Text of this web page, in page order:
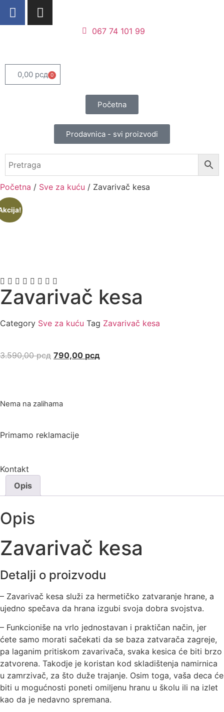
067 74 101 99
0,00 рсд 0
Početna
Prodavnica - svi proizvodi
Početna / Sve za kuću / Zavarivač kesa
Zavarivač kesa
Category Sve za kuću Tag Zavarivač kesa
3.590,00рсд 790,00 рсд
Nema na zalihama
Primamo reklamacije
Kontakt
Opis
Opis
Zavarivač kesa
Detalji o proizvodu
– Zavarivač kesa služi za hermetičko zatvaranje hrane, a
ujedno spečava da hrana izgubi svoja dobra svojstva.
– Funkcioniše na vrlo jednostavan i praktičan način, jer
ćete samo morati sačekati da se baza zatvarača zagreje,
pa laganim pritiskom zavarivača, svaka kesica će biti brzo
zatvorena. Takodje je koristan kod skladištenja namirnica
u zamrzivač, za što duže trajanje. Osim toga, vaša deca će
biti u mogućnosti poneti omiljenu hranu u školu ili na izlet
kao da je nedavno spremana.